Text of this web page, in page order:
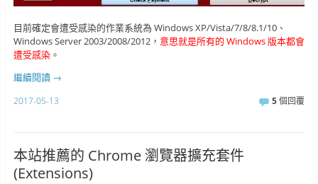
目前確定會遭受感染的作業系統為 Windows XP/Vista/7/8/8.1/10、
Windows Server 2003/2008/2012， 意思就是所有的 Windows 版本都會
遭受感染。
繼續閱讀 →
2017-05-13 5個回覆
本站推薦的 Chrome 瀏覽器擴充套件
(Extensions)